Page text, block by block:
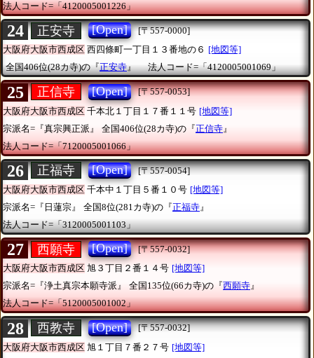
法人コード=「4120005001226」
24 正安寺 [Open]
[〒557-0000]
大阪府大阪市西成区 西四條町一丁目１３番地の６ [地図等]
全国406位(28カ寺)の『正安寺』 法人コード=「4120005001069」
25 正信寺 [Open]
[〒557-0053]
大阪府大阪市西成区 千本北１丁目１７番１１号 [地図等]
宗派名=『真宗興正派』
全国406位(28カ寺)の『正信寺 』
法人コード=「7120005001066」
26 正福寺 [Open]
[〒557-0054]
大阪府大阪市西成区 千本中１丁目５番１０号 [地図等]
宗派名=『日蓮宗』
全国8位(281カ寺)の『正福寺 』
法人コード=「3120005001103」
27 西願寺 [Open]
[〒557-0032]
大阪府大阪市西成区 旭３丁目２番１４号 [地図等]
宗派名=『浄土真宗本願寺派』
全国135位(66カ寺)の『西願寺』
法人コード=「5120005001002」
28 西教寺 [Open]
[〒557-0032]
大阪府大阪市西成区 旭１丁目７番２７号 [地図等]